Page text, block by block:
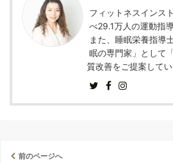
フィットネスインス
べ29.1万人の運動指導
また、睡眠栄養指導
眠の専門家」として
質改善をご提案してい
前のページへ